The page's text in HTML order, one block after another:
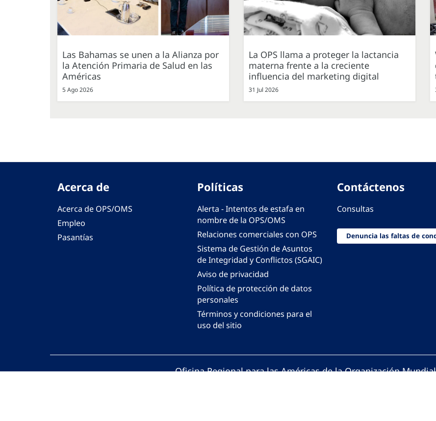
Las Bahamas se unen a la Alianza por
la Atención Primaria de Salud en las
Américas
5 Ago 2026
La OPS llama a proteger la lactancia
materna frente a la creciente
influencia del marketing digital
31 Jul 2026
Acerca de
Acerca de OPS/OMS
Empleo
Pasantías
Políticas
Alerta - Intentos de estafa en
nombre de la OPS/OMS
Relaciones comerciales con OPS
Sistema de Gestión de Asuntos
de Integridad y Conflictos (SGAIC)
Aviso de privacidad
Política de protección de datos
personales
Términos y condiciones para el
uso del sitio
Contáctenos
Consultas
Denuncia las faltas de
Oficina Regional para las Américas de la Organización